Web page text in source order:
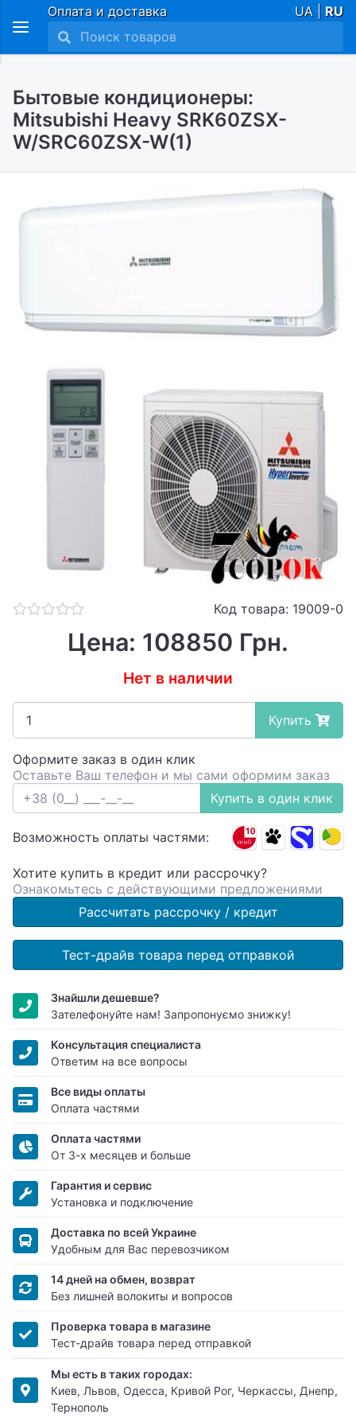
Оплата и доставка UA | RU
Бытовые кондиционеры:
Mitsubishi Heavy SRK60ZSX-
W/SRC60ZSX-W(1)
Код товара: 19009-0
Цена: 108850 Грн.
Нет в наличии
Купить
Оформите заказ в один клик
Оставьте Ваш телефон и мы сами оформим заказ
Купить в один клик
Возможность оплаты частями:
Хотите купить в кредит или рассрочку?
Ознакомьтесь с действующими предложениями
Рассчитать рассрочку / кредит
Тест-драйв товара перед отправкой
Знайшли дешевше?
Зателефонуйте нам! Запропонуємо знижку!
Консультация специалиста
Ответим на все вопросы
Все виды оплаты
Оплата частями
Оплата частями
От 3-х месяцев и больше
Гарантия и сервис
Установка и подключение
Доставка по всей Украине
Удобным для Вас перевозчиком
14 дней на обмен, возврат
Без лишней волокиты и вопросов
Проверка товара в магазине
Тест-драйв товара перед отправкой
Мы есть в таких городах:
Киев, Львов, Одесса, Кривой Рог, Черкассы, Днепр,
Тернополь